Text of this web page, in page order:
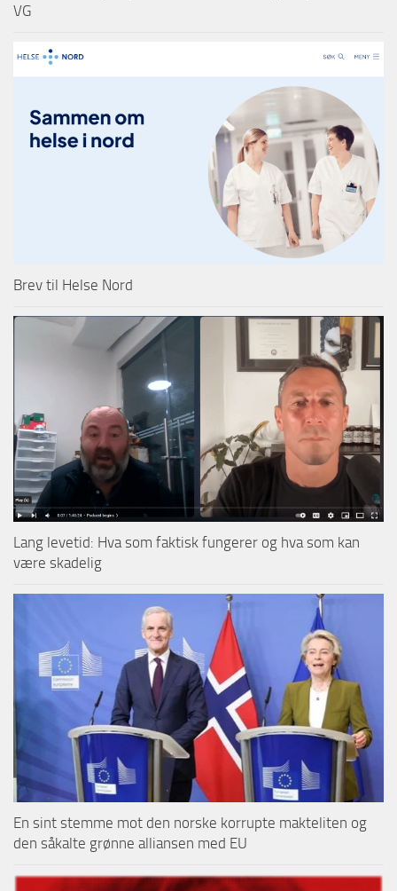
VG
Brev til Helse Nord
Lang levetid: Hva som faktisk fungerer og hva som kan
være skadelig
En sint stemme mot den norske korrupte makteliten og
den såkalte grønne alliansen med EU